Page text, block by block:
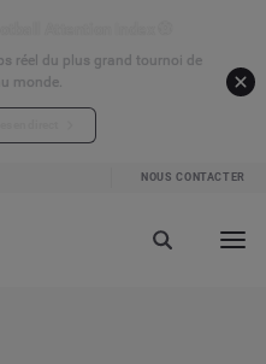
réel du plus grand tournoi de
monde.
NOUS CONTACTER